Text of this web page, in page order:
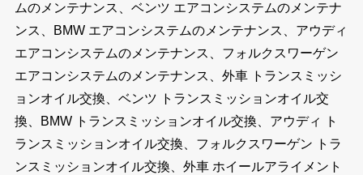
ムのメンテナンス、ベンツ エアコンシステムのメンテナ
ンス、BMW エアコンシステムのメンテナンス、アウディ
エアコンシステムのメンテナンス、フォルクスワーゲン
エアコンシステムのメンテナンス、外車 トランスミッシ
ョンオイル交換、ベンツ トランスミッションオイル交
換、BMW トランスミッションオイル交換、アウディ ト
ランスミッションオイル交換、フォルクスワーゲン トラ
ンスミッションオイル交換、外車 ホイールアライメント